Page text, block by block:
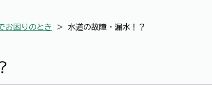
お困りのとき ＞ 水道の故障・漏水！？